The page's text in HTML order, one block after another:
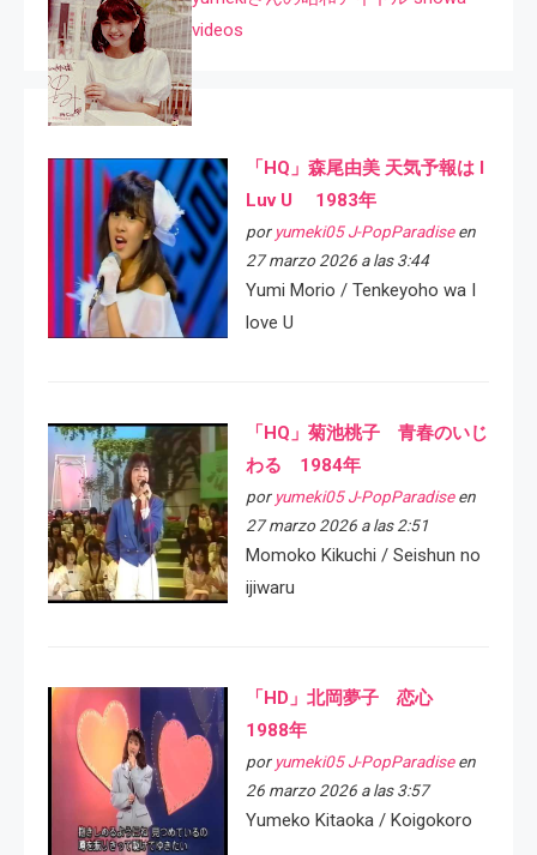
videos
「HQ」森尾由美 天気予報は I
Luv U 1983年
por yumeki05 J-PopParadiseen
27 marzo 2026 a las 3:44
Yumi Morio / Tenkeyoho wa I
love U
「HQ」菊池桃子 青春のいじ
わる 1984年
por yumeki05 J-PopParadiseen
27 marzo 2026 a las 2:51
Momoko Kikuchi / Seishun no
ijiwaru
「HD」北岡夢子 恋心
1988年
por yumeki05 J-PopParadiseen
26 marzo 2026 a las 3:57
Yumeko Kitaoka / Koigokoro